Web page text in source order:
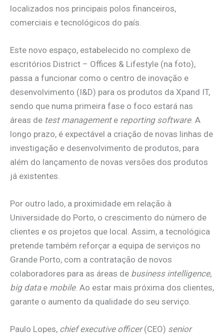
localizados nos principais polos financeiros,
comerciais e tecnológicos do país.
Este novo espaço, estabelecido no complexo de
escritórios District – Offices & Lifestyle (na foto),
passa a funcionar como o centro de inovação e
desenvolvimento (I&D) para os produtos da Xpand IT,
sendo que numa primeira fase o foco estará nas
áreas de test managemente reporting software. A
longo prazo, é expectável a criação de novas linhas de
investigação e desenvolvimento de produtos, para
além do lançamento de novas versões dos produtos
já existentes.
Por outro lado, a proximidade em relação à
Universidade do Porto, o crescimento do número de
clientes e os projetos que local. Assim, a tecnológica
pretende também reforçar a equipa de serviços no
Grande Porto, com a contratação de novos
colaboradores para as áreas de business intelligence,
big datae mobile. Ao estar mais próxima dos clientes,
garante o aumento da qualidade do seu serviço.
Paulo Lopes, chief executive officer(CEO) senior